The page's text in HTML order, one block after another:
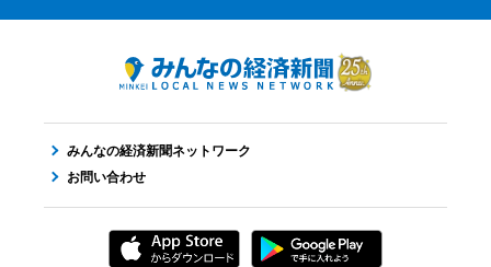
みんなの経済新聞ネットワーク
お問い合わせ